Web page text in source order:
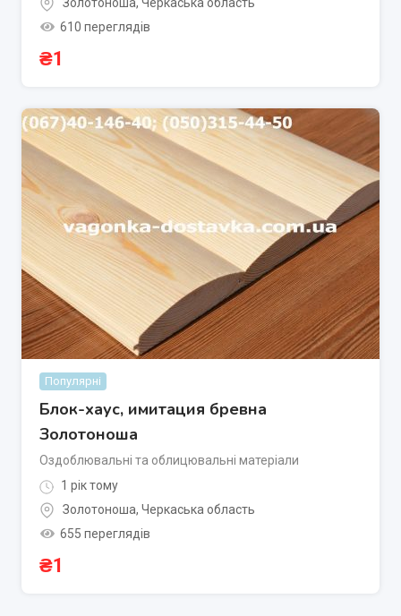
610 переглядів
₴1
Популярні
Блок-хаус, имитация бревна
Золотоноша
Оздоблювальні та облицювальні матеріали
1 рік тому
Золотоноша, Черкаська область
655 переглядів
₴1